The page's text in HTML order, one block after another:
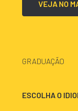
VEJA NO
GRADUAÇÃO
ESCOLHA O